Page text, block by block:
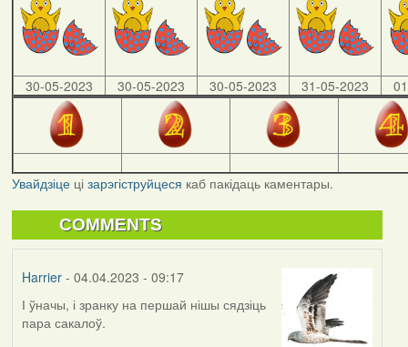
30-05-2023 30-05-2023 30-05-2023 31-05-2023
Увайдзіцеці зарэгіструйцеся каб пакідаць каментары.
COMMENTS
Harrier- 04.04.2023 - 09:17
І ўначы, і зранку на першай нішы сядзіць
пара сакалоў.